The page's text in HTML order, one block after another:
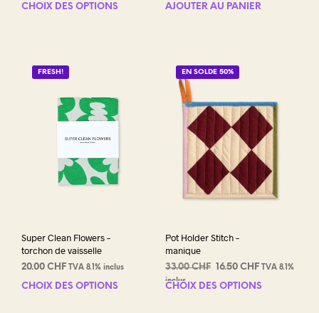
CHOIX DES OPTIONS
Ce
variations.
options
peuvent
AJOUTER AU PANIER
FRESH!
Super Clean Flowers –
torchon de vaisselle
20.00 CHF TVA 8.1% inclus
CHOIX DES OPTIONS
Ce
EN SOLDE 50%
Pot Holder Stitch –
manique
33.00CHF Le
prix
16.50 CHFLe
prix
TVA 8.1%
inclus
CHOIX DES OPTIONS